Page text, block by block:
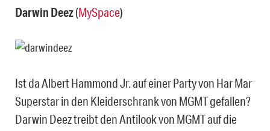
Darwin Deez(MySpace)
Ist da Albert Hammond Jr. auf einer Party von Har Mar
Superstar in den Kleiderschrank von MGMT gefallen?
Darwin Deez treibt den Antilook von MGMT auf die